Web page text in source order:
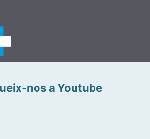
nos a Youtube